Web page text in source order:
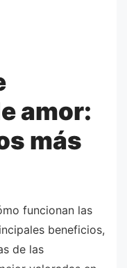
amor:
más
funcionan las
beneficios,
de las